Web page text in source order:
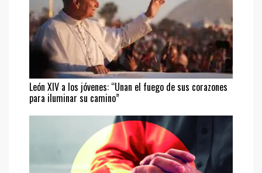
León XIV a los jóvenes: “Unan el fuego de sus corazones
para iluminar su camino”